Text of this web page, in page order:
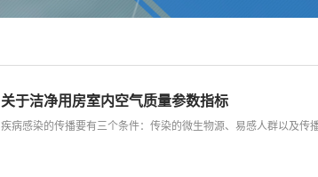
关于洁净用房室内空气质量参数指标
疾病感染的传播要有三个条件：传染的微生物源、易感人群以及传